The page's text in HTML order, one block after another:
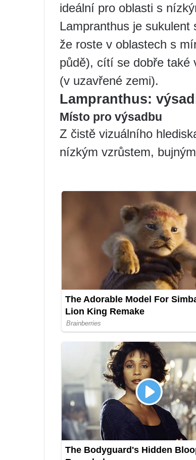
ideální pro oblasti s
Lampranthus je
že roste v oblastech s
půdě), cítí se dobře také
(v uzavřené zemi).
Lampranthus:
Místo pro výsadbu
Z čistě vizuálního
nízkým vzrůstem,